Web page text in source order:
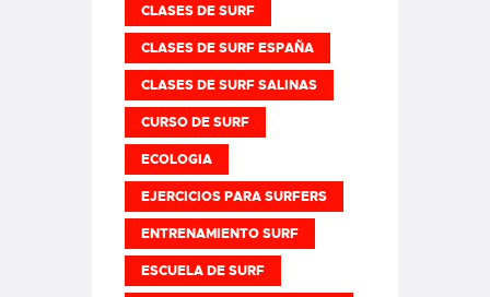
CLASES DE SURF
CLASES DE SURF ESPAÑA
CLASES DE SURF SALINAS
CURSO DE SURF
ECOLOGIA
EJERCICIOS PARA SURFERS
ENTRENAMIENTO SURF
ESCUELA DE SURF